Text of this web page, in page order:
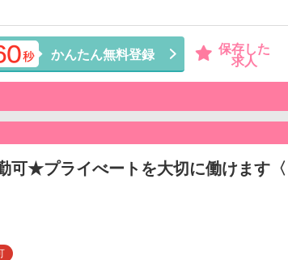
かんたん無料登録
保存した
求人
可★プライべートを大切に働けます